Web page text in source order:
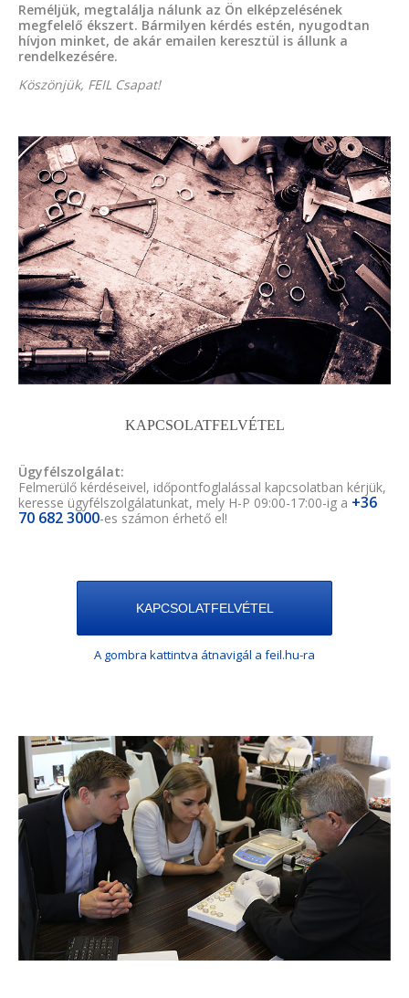
Reméljük, megtalálja nálunk az Ön elképzelésének
megfelelő ékszert. Bármilyen kérdés estén, nyugodtan
hívjon minket, de akár emailen keresztül is állunk a
rendelkezésére.
Köszönjük, FEIL Csapat!
KAPCSOLATFELVÉTEL
Ügyfélszolgálat:
Felmerülő kérdéseivel, időpontfoglalással kapcsolatban kérjük,
keresse ügyfélszolgálatunkat, mely H-P 09:00-17:00-ig a +36
70 682 3000-es számon érhető el!
KAPCSOLATFELVÉTEL
A gombra kattintva átnavigál a feil.hu-ra